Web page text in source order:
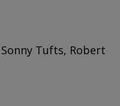
Tufts, Robert